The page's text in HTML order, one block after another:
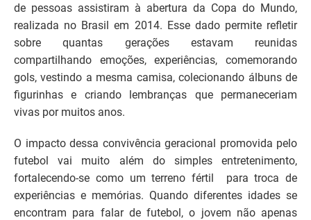
de pessoas assistiram à abertura da Copa do Mundo,
realizada no Brasil em 2014. Esse dado permite refletir
sobre quantas gerações estavam reunidas
compartilhando emoções, experiências, comemorando
gols, vestindo a mesma camisa, colecionando álbuns de
figurinhas e criando lembranças que permaneceriam
vivas por muitos anos.
O impacto dessa convivência geracional promovida pelo
futebol vai muito além do simples entretenimento,
fortalecendo-se como um terreno fértil para troca de
experiências e memórias. Quando diferentes idades se
encontram para falar de futebol, o jovem não apenas